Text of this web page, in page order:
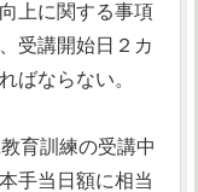
上に関する事項
受講開始日２カ
ばならない。
育訓練の受講中
手当日額に相当